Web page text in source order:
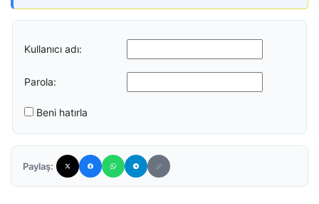
Kullanıcı adı:
Parola:
Beni hatırla
Paylaş: